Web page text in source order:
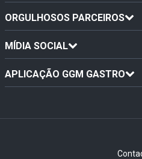
ORGULHOSOS PARCEIROS
MÍDIA SOCIAL
APLICAÇÃO GGM GASTRO